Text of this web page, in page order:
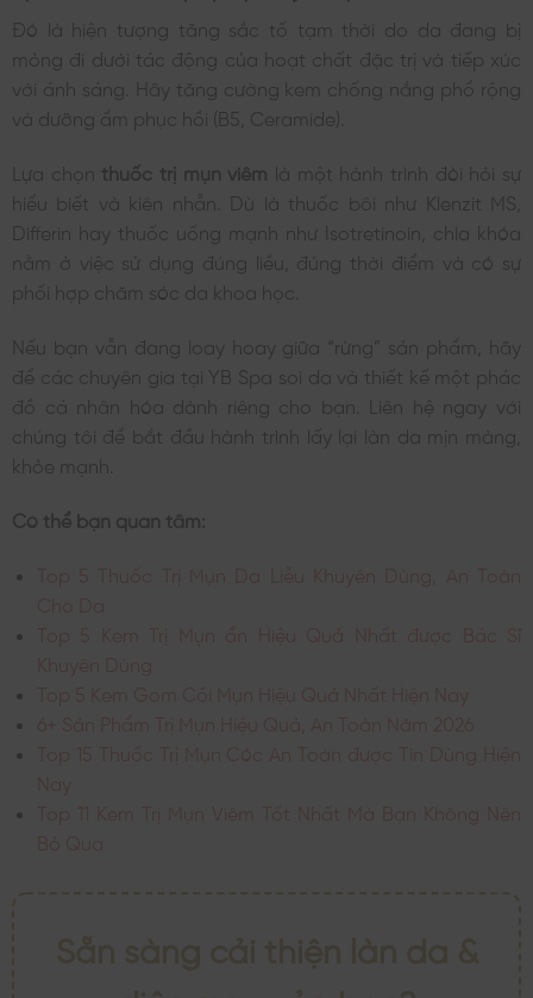
Đó là hiện tượng tăng sắc tố tạm thời do da đang bị
mỏng đi dưới tác động của hoạt chất đặc trị và tiếp xúc
với ánh sáng. Hãy tăng cường kem chống nắng phổ rộng
và dưỡng ẩm phục hồi (B5, Ceramide).
Lựa chọn thuốc trị mụn viêm
là một hành trình đòi hỏi sự
hiểu biết và kiên nhẫn. Dù là thuốc bôi như Klenzit MS,
Differin hay thuốc uống mạnh như Isotretinoin, chìa khóa
nằm ở việc sử dụng đúng liều, đúng thời điểm và có sự
phối hợp chăm sóc da khoa học.
Nếu bạn vẫn đang loay hoay giữa “rừng” sản phẩm, hãy
để các chuyên gia tại YB Spa soi da và thiết kế một phác
đồ cá nhân hóa dành riêng cho bạn. Liên hệ ngay với
chúng tôi để bắt đầu hành trình lấy lại làn da mịn màng,
khỏe mạnh.
Có thể bạn quan tâm: